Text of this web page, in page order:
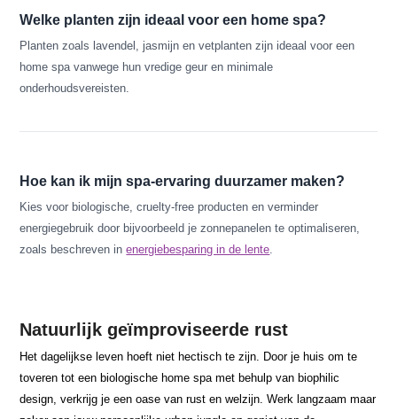
Welke planten zijn ideaal voor een home spa?
Planten zoals lavendel, jasmijn en vetplanten zijn ideaal voor een
home spa vanwege hun vredige geur en minimale
onderhoudsvereisten.
Hoe kan ik mijn spa-ervaring duurzamer maken?
Kies voor biologische, cruelty-free producten en verminder
energiegebruik door bijvoorbeeld je zonnepanelen te optimaliseren,
zoals beschreven inenergiebesparing in de lente.
Natuurlijk geïmproviseerde rust
Het dagelijkse leven hoeft niet hectisch te zijn. Door je huis om te
toveren tot een biologische home spa met behulp van biophilic
design, verkrijg je een oase van rust en welzijn. Werk langzaam maar